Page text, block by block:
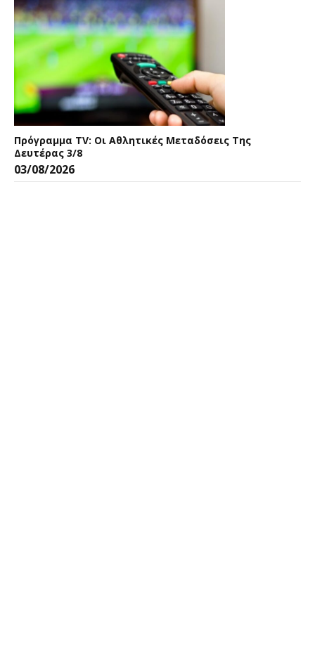
Πρόγραμμα TV: Οι Αθλητικές Μεταδόσεις Της
Δευτέρας 3/8
03/08/2026